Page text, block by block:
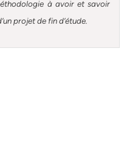
à avoir et savoir
projet de fin d’étude.